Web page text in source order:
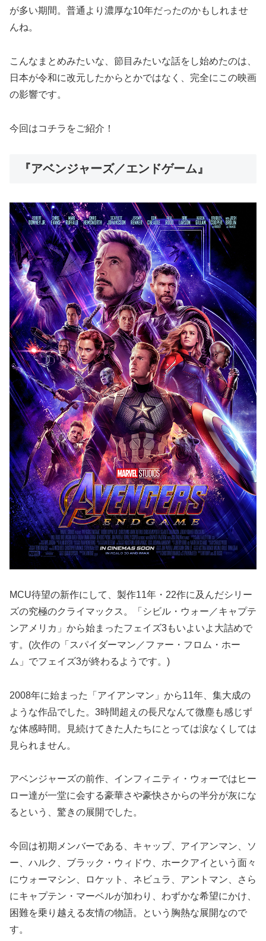
が多い期間。普通より濃厚な10年だったのかもしれませ
んね。
こんなまとめみたいな、節目みたいな話をし始めたのは、
日本が令和に改元したからとかではなく、完全にこの映画
の影響です。
今回はコチラをご紹介！
『アベンジャーズ／エンドゲーム』
MCU待望の新作にして、製作11年・22作に及んだシリー
ズの究極のクライマックス。「シビル・ウォー／キャプテ
ンアメリカ」から始まったフェイズ3もいよいよ大詰めで
す。(次作の「スパイダーマン／ファー・フロム・ホー
ム」でフェイズ3が終わるようです。)
2008年に始まった「アイアンマン」から11年、集大成の
ような作品でした。3時間超えの長尺なんて微塵も感じず
な体感時間。見続けてきた人たちにとっては涙なくしては
見られません。
アベンジャーズの前作、インフィニティ・ウォーではヒー
ロー達が一堂に会する豪華さや豪快さからの半分が灰にな
るという、驚きの展開でした。
今回は初期メンバーである、キャップ、アイアンマン、ソ
ー、ハルク、ブラック・ウィドウ、ホークアイという面々
にウォーマシン、ロケット、ネビュラ、アントマン、さら
にキャプテン・マーベルが加わり、わずかな希望にかけ、
困難を乗り越える友情の物語。という胸熱な展開なので
す。